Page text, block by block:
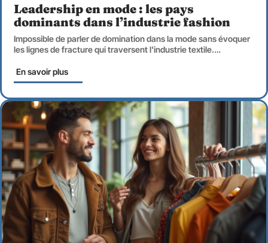
Leadership en mode : les pays
dominants dans l’industrie fashion
Impossible de parler de domination dans la mode sans évoquer
les lignes de fracture qui traversent l'industrie textile.…
En savoir plus